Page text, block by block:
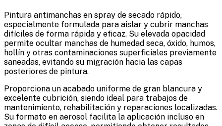
Pintura antimanchas en spray de secado rápido,
especialmente formulada para aislar y cubrir manchas
difíciles de forma rápida y eficaz. Su elevada opacidad
permite ocultar manchas de humedad seca, óxido, humos,
hollín y otras contaminaciones superficiales previamente
saneadas, evitando su migración hacia las capas
posteriores de pintura.
Proporciona un acabado uniforme de gran blancura y
excelente cubrición, siendo ideal para trabajos de
mantenimiento, rehabilitación y reparaciones localizadas.
Su formato en aerosol facilita la aplicación incluso en